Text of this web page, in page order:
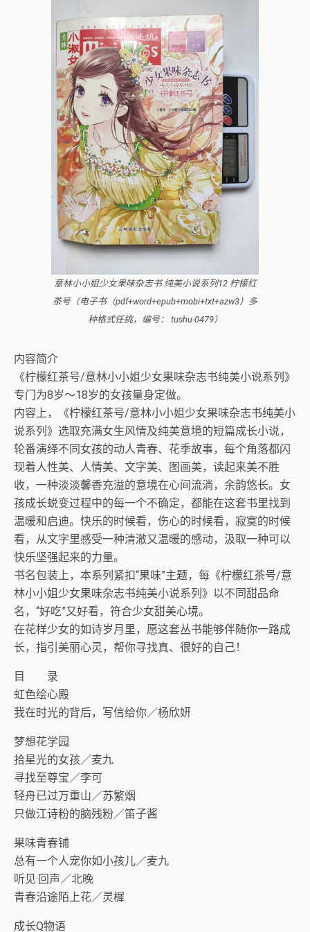
意林小小姐少女果味杂志书 纯美小说系列12 柠檬红
茶号（电子书（pdf+word+epub+mobi+txt+azw3）多
种格式任挑，编号： tushu-0479）
内容简介
《柠檬红茶号/意林小小姐少女果味杂志书纯美小说系列》
专门为8岁～18岁的女孩量身定做。
内容上，《柠檬红茶号/意林小小姐少女果味杂志书纯美小
说系列》选取充满女生风情及纯美意境的短篇成长小说，
轮番演绎不同女孩的动人青春、花季故事，每个角落都闪
现着人性美、人情美、文字美、图画美，读起来美不胜
收，一种淡淡馨香充溢的意境在心间流淌，余韵悠长。女
孩成长蜕变过程中的每一个不确定，都能在这套书里找到
温暖和启迪。快乐的时候看，伤心的时候看，寂寞的时候
看，从文字里感受一种清澈又温暖的感动，汲取一种可以
快乐坚强起来的力量。
书名包装上，本系列紧扣“果味”主题，每《柠檬红茶号/意
林小小姐少女果味杂志书纯美小说系列》以不同甜品命
名，“好吃”又好看，符合少女甜美心境。
在花样少女的如诗岁月里，愿这套丛书能够伴随你一路成
长，指引美丽心灵，帮你寻找真、很好的自己！
目 录
虹色绘心殿
我在时光的背后，写信给你／杨欣妍
梦想花学园
拾星光的女孩／麦九
寻找至尊宝／李可
轻舟已过万重山／苏繁烟
只做江诗粉的脑残粉／笛子酱
果味青春铺
总有一个人宠你如小孩儿／麦九
听见·回声／北晚
青春沿途陌上花／灵樨
成长Q物语